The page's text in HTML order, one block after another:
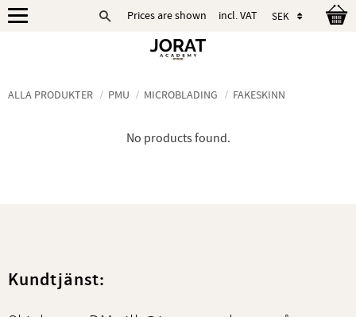
Prices are shown incl. VAT
ALLA PRODUKTER PMU MICROBLADING FAKESKINN
No products found.
Kundtjänst: